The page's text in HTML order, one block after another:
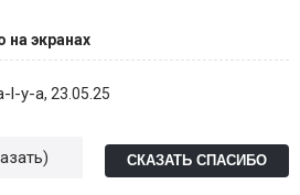
на экранах
l-y-a, 23.05.25
СКАЗАТЬ СПАСИБО